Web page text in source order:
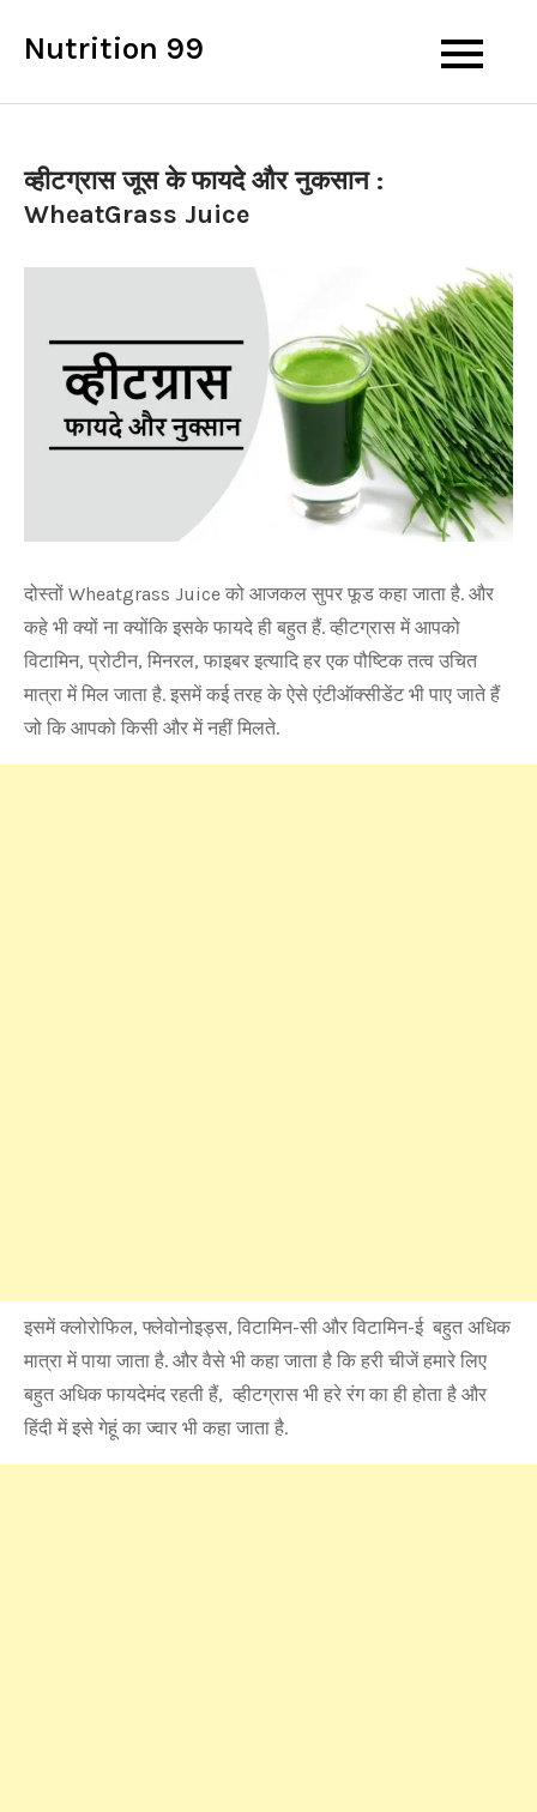
Nutrition 99
व्हीटग्रास जूस के फायदे और नुकसान :
WheatGrass Juice
दोस्तों Wheatgrass Juice को आजकल सुपर फूड कहा जाता है. और
कहे भी क्यों ना क्योंकि इसके फायदे ही बहुत हैं. व्हीटग्रास में आपको
विटामिन, प्रोटीन, मिनरल, फाइबर इत्यादि हर एक पौष्टिक तत्व उचित
मात्रा में मिल जाता है. इसमें कई तरह के ऐसे एंटीऑक्सीडेंट भी पाए जाते हैं
जो कि आपको किसी और में नहीं मिलते.
इसमें क्लोरोफिल, फ्लेवोनोइड्स, विटामिन-सी और विटामिन-ई बहुत अधिक
मात्रा में पाया जाता है. और वैसे भी कहा जाता है कि हरी चीजें हमारे लिए
बहुत अधिक फायदेमंद रहती हैं, व्हीटग्रास भी हरे रंग का ही होता है और
हिंदी में इसे गेहूं का ज्वार भी कहा जाता है.